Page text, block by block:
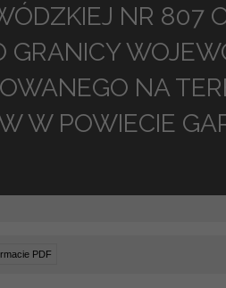
NR 807
GRANICY
NA
W POWIECIE
PDF